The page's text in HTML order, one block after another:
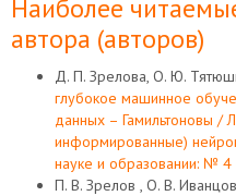
Наиболее
автора (авторов)
Д. П. Зрелова, О. Ю.
глубокое машинное
данных – Гамильтоновы /
информированные)
науке и образовании: № 4
П. В. Зрелов , О. В.